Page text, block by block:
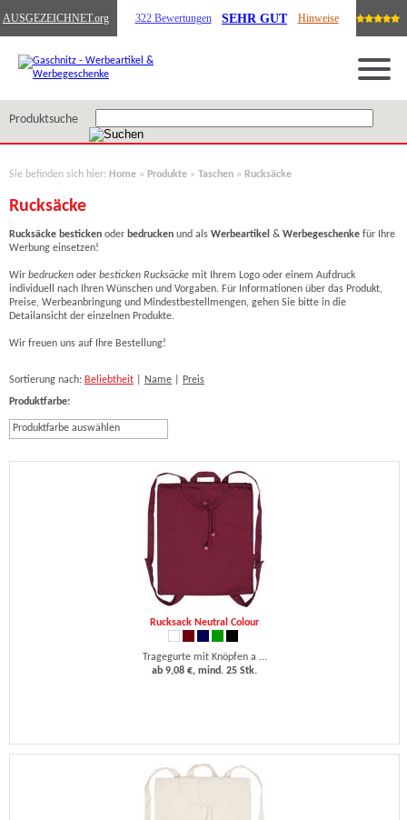
AUSGEZEICHNET.org 322 Bewertungen SEHR GUT Hinweise
Produktsuche
Sie befinden sich hier: Home » Produkte » Taschen » Rucksäcke
Rucksäcke
Rucksäcke besticken oder bedrucken und als Werbeartikel & Werbegeschenke für Ihre
Werbung einsetzen!
Wir bedrucken oder besticken Rucksäcke mit Ihrem Logo oder einem Aufdruck
individuell nach Ihren Wünschen und Vorgaben. Für Informationen über das Produkt,
Preise, Werbeanbringung und Mindestbestellmengen, gehen Sie bitte in die
Detailansicht der einzelnen Produkte.
Wir freuen uns auf Ihre Bestellung!
Sortierung nach: Beliebtheit Name
Preis
Produktfarbe:
Produktfarbe auswählen
Rucksack Neutral Colour
Tragegurte mit Knöpfen a ...
ab 9,08 €, mind. 25 Stk.